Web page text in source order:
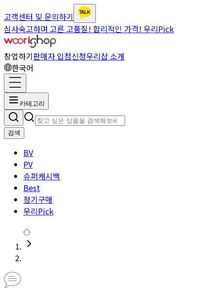
고객센터 및 문의하기
심사숙고하며 고른 고품질! 합리적인 가격! 우리Pick
창업하기판매자 입점신청우리샵 소개
한국어
카테고리
검색
BV
PV
슈퍼캐시백
Best
정기구매
우리Pick